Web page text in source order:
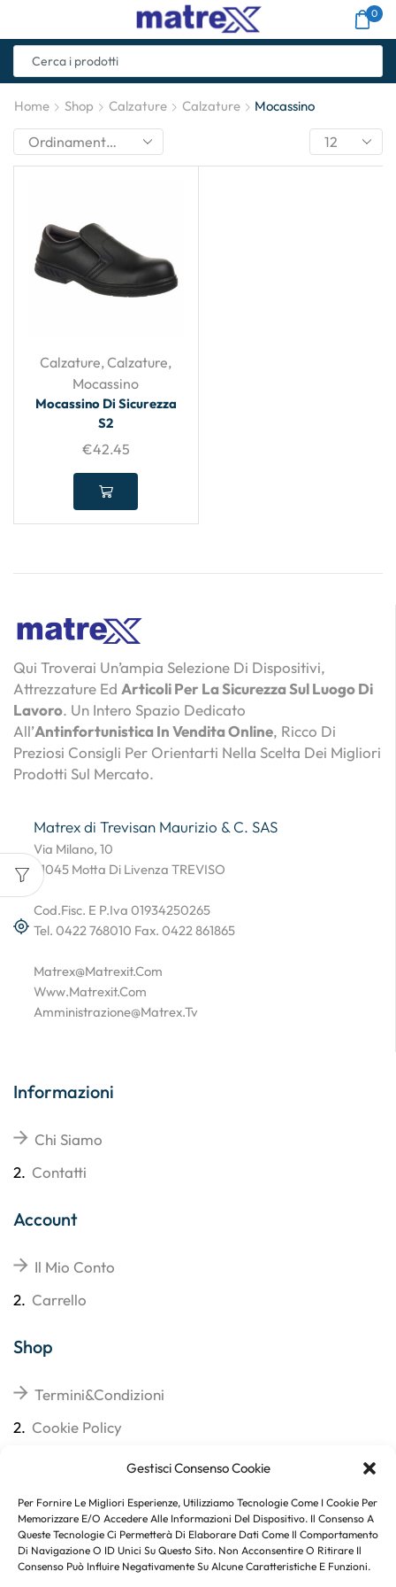
Gestisci Consenso Cookie
Per Fornire Le Migliori Esperienze, Utilizziamo Tecnologie Come I Cookie Per
Memorizzare E/o Accedere Alle Informazioni Del Dispositivo. Il Consenso A
Queste Tecnologie Ci Permetterà Di Elaborare Dati Come Il Comportamento
Di Navigazione O ID Unici Su Questo Sito. Non Acconsentire O Ritirare Il
Consenso Può Influire Negativamente Su Alcune Caratteristiche E Funzioni.
0
Home Shop Calzature Calzature Mocassino
Calzature,Calzature,
Mocassino
Mocassino Di Sicurezza
S2
€42.45
Qui Troverai Un’ampia Selezione Di Dispositivi,
Attrezzature Ed Articoli Per La Sicurezza Sul Luogo Di
Lavoro. Un Intero Spazio Dedicato
All’Antinfortunistica In Vendita Online, Ricco Di
Preziosi Consigli Per Orientarti Nella Scelta Dei Migliori
Prodotti Sul Mercato.
Matrex di Trevisan Maurizio & C. SAS
Via Milano, 10
31045 Motta Di Livenza TREVISO
Cod.Fisc. E P.Iva 01934250265
Tel. 0422 768010 Fax. 0422 861865
Matrex@matrexit.com
Www.matrexit.com
Amministrazione@matrex.tv
Informazioni
Chi Siamo
2. Contatti
Account
Il Mio Conto
2. Carrello
Shop
Termini&Condizioni
2. Cookie Policy